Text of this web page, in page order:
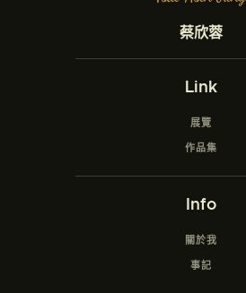
蔡欣蓉
Link
展覽
作品集
Info
關於我
事記